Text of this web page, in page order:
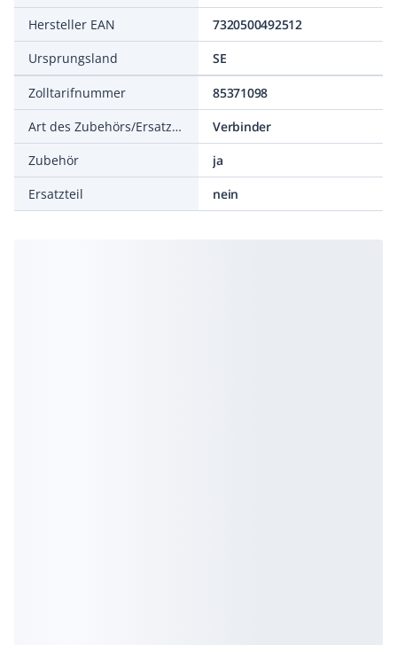
Hersteller EAN
7320500492512
Ursprungsland
SE
Zolltarifnummer
85371098
Art des Zubehörs/Ersatzteils
Verbinder
Zubehör
ja
Ersatzteil
nein